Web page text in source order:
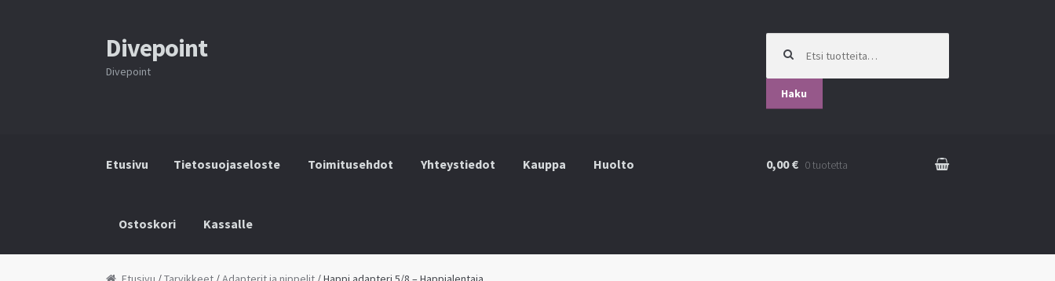
Siirry
navigointiin
Siirry
sisältöön
Divepoint
Divepoint
Haku
Etusivu Tietosuojaseloste Toimitusehdot Yhteystiedot Kauppa Huolto
Ostoskori Kassalle
EtusivuTietosuojaselosteToimitusehdotYhteystiedot KauppaHuolto
0,00 € 0 tuotetta